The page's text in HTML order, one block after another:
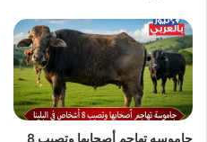
جاموسه تهاجم أصحابها وتصيب 8